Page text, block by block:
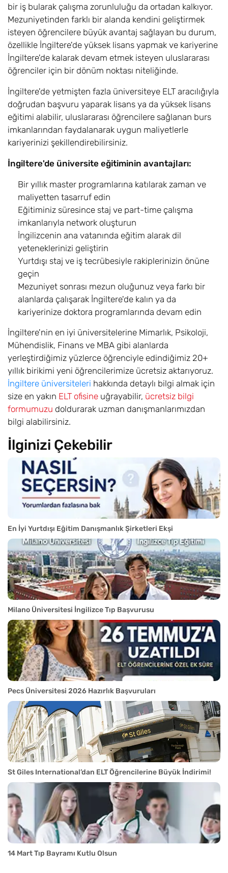
İlginizi Çekebilir
En İyi Yurtdışı Eğitim Danışmanlık Şirketleri Ekşi
Milano Üniversitesi İngilizce Tıp Başvurusu
Pecs Üniversitesi 2026 Hazırlık Başvuruları
St Giles International’dan ELT Öğrencilerine Büyük İndirimi!
14 Mart Tıp Bayramı Kutlu Olsun
bir iş bularak çalışma zorunluluğu da ortadan kalkıyor.
Mezuniyetinden farklı bir alanda kendini geliştirmek
isteyen öğrencilere büyük avantaj sağlayan bu durum,
özellikle İngiltere'de yüksek lisans yapmak ve kariyerine
İngiltere'de kalarak devam etmek isteyen uluslararası
öğrenciler için bir dönüm noktası niteliğinde.
İngiltere'de yetmişten fazla üniversiteye ELT aracılığıyla
doğrudan başvuru yaparak lisans ya da yüksek lisans
eğitimi alabilir, uluslararası öğrencilere sağlanan burs
imkanlarından faydalanarak uygun maliyetlerle
kariyerinizi şekillendirebilirsiniz.
İngiltere'de üniversite eğitiminin avantajları:
Bir yıllık master programlarına katılarak zaman ve
maliyetten tasarruf edin
Eğitiminiz süresince staj ve part-time çalışma
imkanlarıyla network oluşturun
İngilizcenin ana vatanında eğitim alarak dil
yeteneklerinizi geliştirin
Yurtdışı staj ve iş tecrübesiyle rakiplerinizin önüne
geçin
Mezuniyet sonrası mezun oluğunuz veya farkı bir
alanlarda çalışarak İngiltere'de kalın ya da
kariyerinize doktora programlarında devam edin
İngiltere'nin en iyi üniversitelerine Mimarlık, Psikoloji,
Mühendislik, Finans ve MBA gibi alanlarda
yerleştirdiğimiz yüzlerce öğrenciyle edindiğimiz 20+
yıllık birikimi yeni öğrencilerimize ücretsiz aktarıyoruz.
İngiltere üniversiteleri hakkında detaylı bilgi almak için
size en yakın ELT ofisine uğrayabilir, ücretsiz bilgi
formumuzu doldurarak uzman danışmanlarımızdan
bilgi alabilirsiniz.